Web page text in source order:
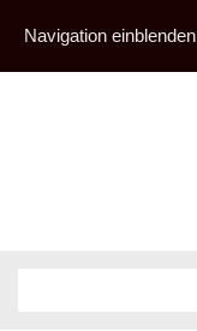
Navigation einblenden